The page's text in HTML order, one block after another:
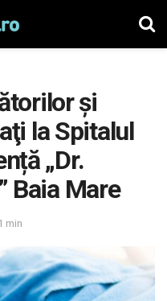
şi
la Spitalul
„Dr.
Baia Mare
min